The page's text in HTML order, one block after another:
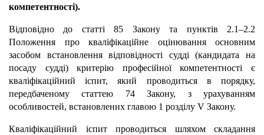
компетентності).
Відповідно до статті 85 Закону та пунктів 2.1–2.2
Положення про кваліфікаційне оцінювання основним
засобом встановлення відповідності судді (кандидата на
посаду судді) критерію професійної компетентності є
кваліфікаційний іспит, який проводиться в порядку,
передбаченому статтею 74 Закону, з урахуванням
особливостей, встановлених главою 1 розділу V Закону.
Кваліфікаційний іспит проводиться шляхом складання